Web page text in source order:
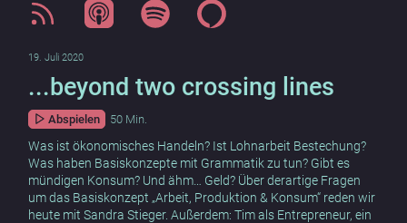
19. Juli 2020
...beyond two crossing lines
Abspielen 50 Min.
Was ist ökonomisches Handeln? Ist Lohnarbeit Bestechung?
Was haben Basiskonzepte mit Grammatik zu tun? Gibt es
mündigen Konsum? Und ähm… Geld? Über derartige Fragen
um das Basiskonzept „Arbeit, Produktion & Konsum“ reden wir
heute mit Sandra Stieger. Außerdem: Tim als Entrepreneur, ein